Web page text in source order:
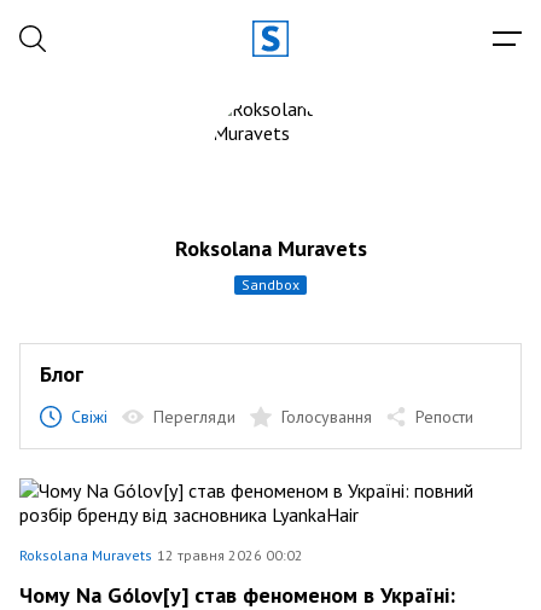
Roksolana Muravets
sandbox
Блог
Свіжі Перегляди Голосування Репости
Roksolana Muravets 12 травня 2026 00:02
Чому Na Gólov[y] став феноменом в Україні: